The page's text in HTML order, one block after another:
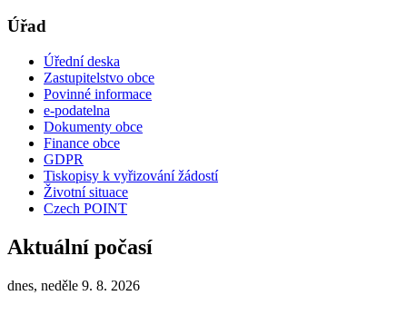
Úřad
Úřední deska
Zastupitelstvo obce
Povinné informace
e-podatelna
Dokumenty obce
Finance obce
GDPR
Tiskopisy k vyřizování žádostí
Životní situace
Czech POINT
Aktuální počasí
dnes, neděle 9. 8. 2026